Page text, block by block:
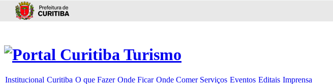
Ir para conteúdo
Institucional Curitiba O que Fazer Onde Ficar Onde Comer Serviços Eventos Editais Imprensa